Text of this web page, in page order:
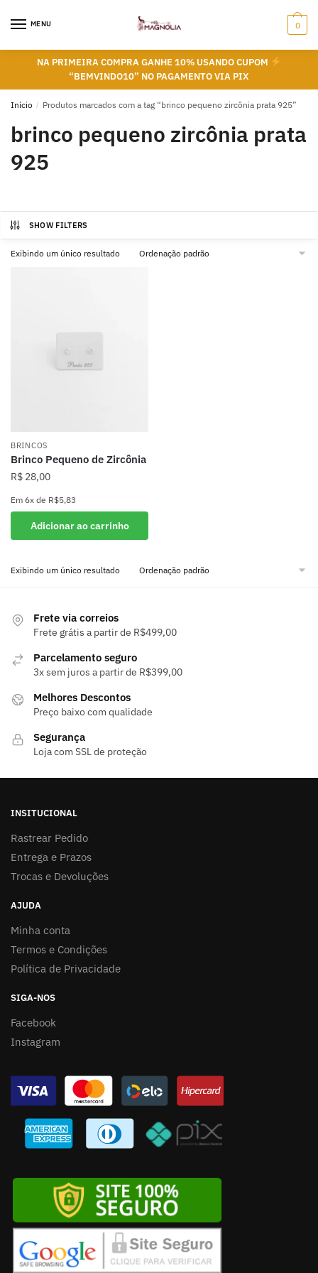
MENU 0
NA PRIMEIRA COMPRA GANHE 10% USANDO CUPOM
“BEMVINDO10” NO PAGAMENTO VIA PIX
Início / Produtos marcados com a tag “brinco pequeno zircônia prata 925”
brinco pequeno zircônia prata
925
SHOW FILTERS
Exibindo um único resultado
BRINCOS
Brinco Pequeno de Zircônia
R$ 28,00
Em 6x de R$5,83
Adicionar ao carrinho
Exibindo um único resultado
Frete via correios
Frete grátis a partir de R$499,00
Parcelamento seguro
3x sem juros a partir de R$399,00
Melhores Descontos
Preço baixo com qualidade
Segurança
Loja com SSL de proteção
INSITUCIONAL
Rastrear Pedido
Entrega e Prazos
Trocas e Devoluções
AJUDA
Minha conta
Termos e Condições
Política de Privacidade
SIGA-NOS
Facebook
Instagram